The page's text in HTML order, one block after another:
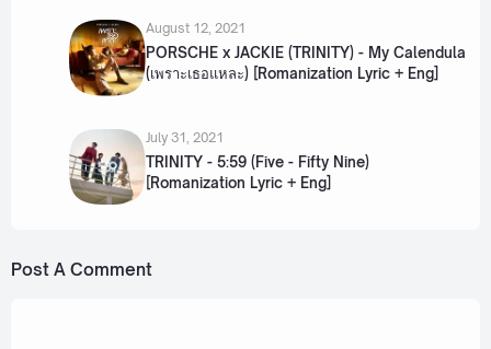
August 12, 2021
PORSCHE x JACKIE (TRINITY) - My Calendula
(เพราะเธอแหละ) [Romanization Lyric + Eng]
July 31, 2021
TRINITY - 5:59 (Five - Fifty Nine)
[Romanization Lyric + Eng]
Post A Comment